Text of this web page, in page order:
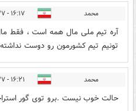
محمد ۱۶:۱۷ - ۱۴۰۵/۰۳/۲۷
آره تیم ملی مال همه است ، فقط
تونیم تیم کشورمون رو دوست
محمد ۱۶:۲۱ - ۱۴۰۵/۰۳/۲۷
حالت خوب نیست .برو توی گور